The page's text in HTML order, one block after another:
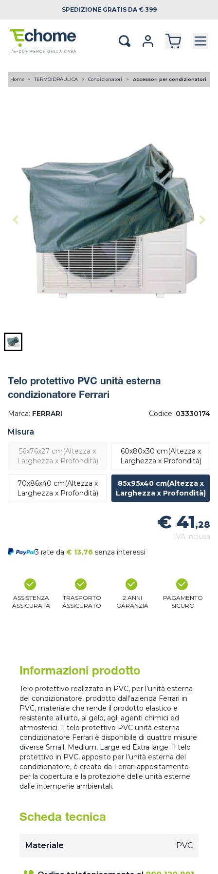
SPEDIZIONE GRATIS DA € 399
Home TERMOIDRAULICA Condizionatori Accessori per condizionatori
Telo protettivo PVC unità esterna
condizionatore Ferrari
Marca: FERRARI Codice: 03330174
Misura
56x76x27 cm(Altezza x
Larghezza x Profondità)
60x80x30 cm(Altezza x
Larghezza x Profondità)
70x86x40 cm(Altezza x
Larghezza x Profondità)
85x95x40 cm(Altezza x
Larghezza x Profondità)
€ 41,28
IVA inclusa
3 rate da € 13,76 senza interessi
ASSISTENZA
ASSICURATA
TRASPORTO
ASSICURATO
2 ANNI
GARANZIA
PAGAMENTO
SICURO
Informazioni prodotto
Telo protettivo realizzato in PVC, per l’unità esterna
del condizionatore, prodotto dall’azienda Ferrari in
PVC, materiale che rende il prodotto elastico e
resistente all'urto, al gelo, agli agenti chimici ed
atmosferici. Il telo protettivo PVC unità esterna
condizionatore Ferrari è disponibile di quattro misure
diverse Small, Medium, Large ed Extra large. Il telo
protettivo in PVC, apposito per l’unità esterna del
condizionatore, è creato da Ferrari appositamente
per la copertura e la protezione delle unità esterne
dalle intemperie ambientali.
Scheda tecnica
Materiale PVC